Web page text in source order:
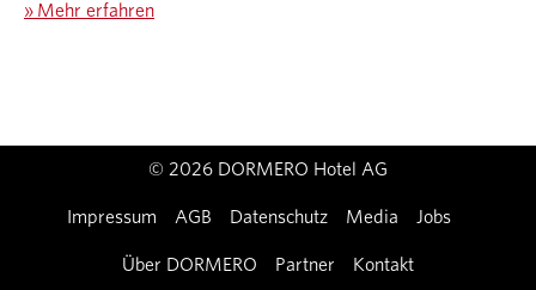
» Mehr erfahren
© 2026 DORMERO Hotel AG
Impressum AGB Datenschutz Media Jobs
Über DORMERO Partner Kontakt